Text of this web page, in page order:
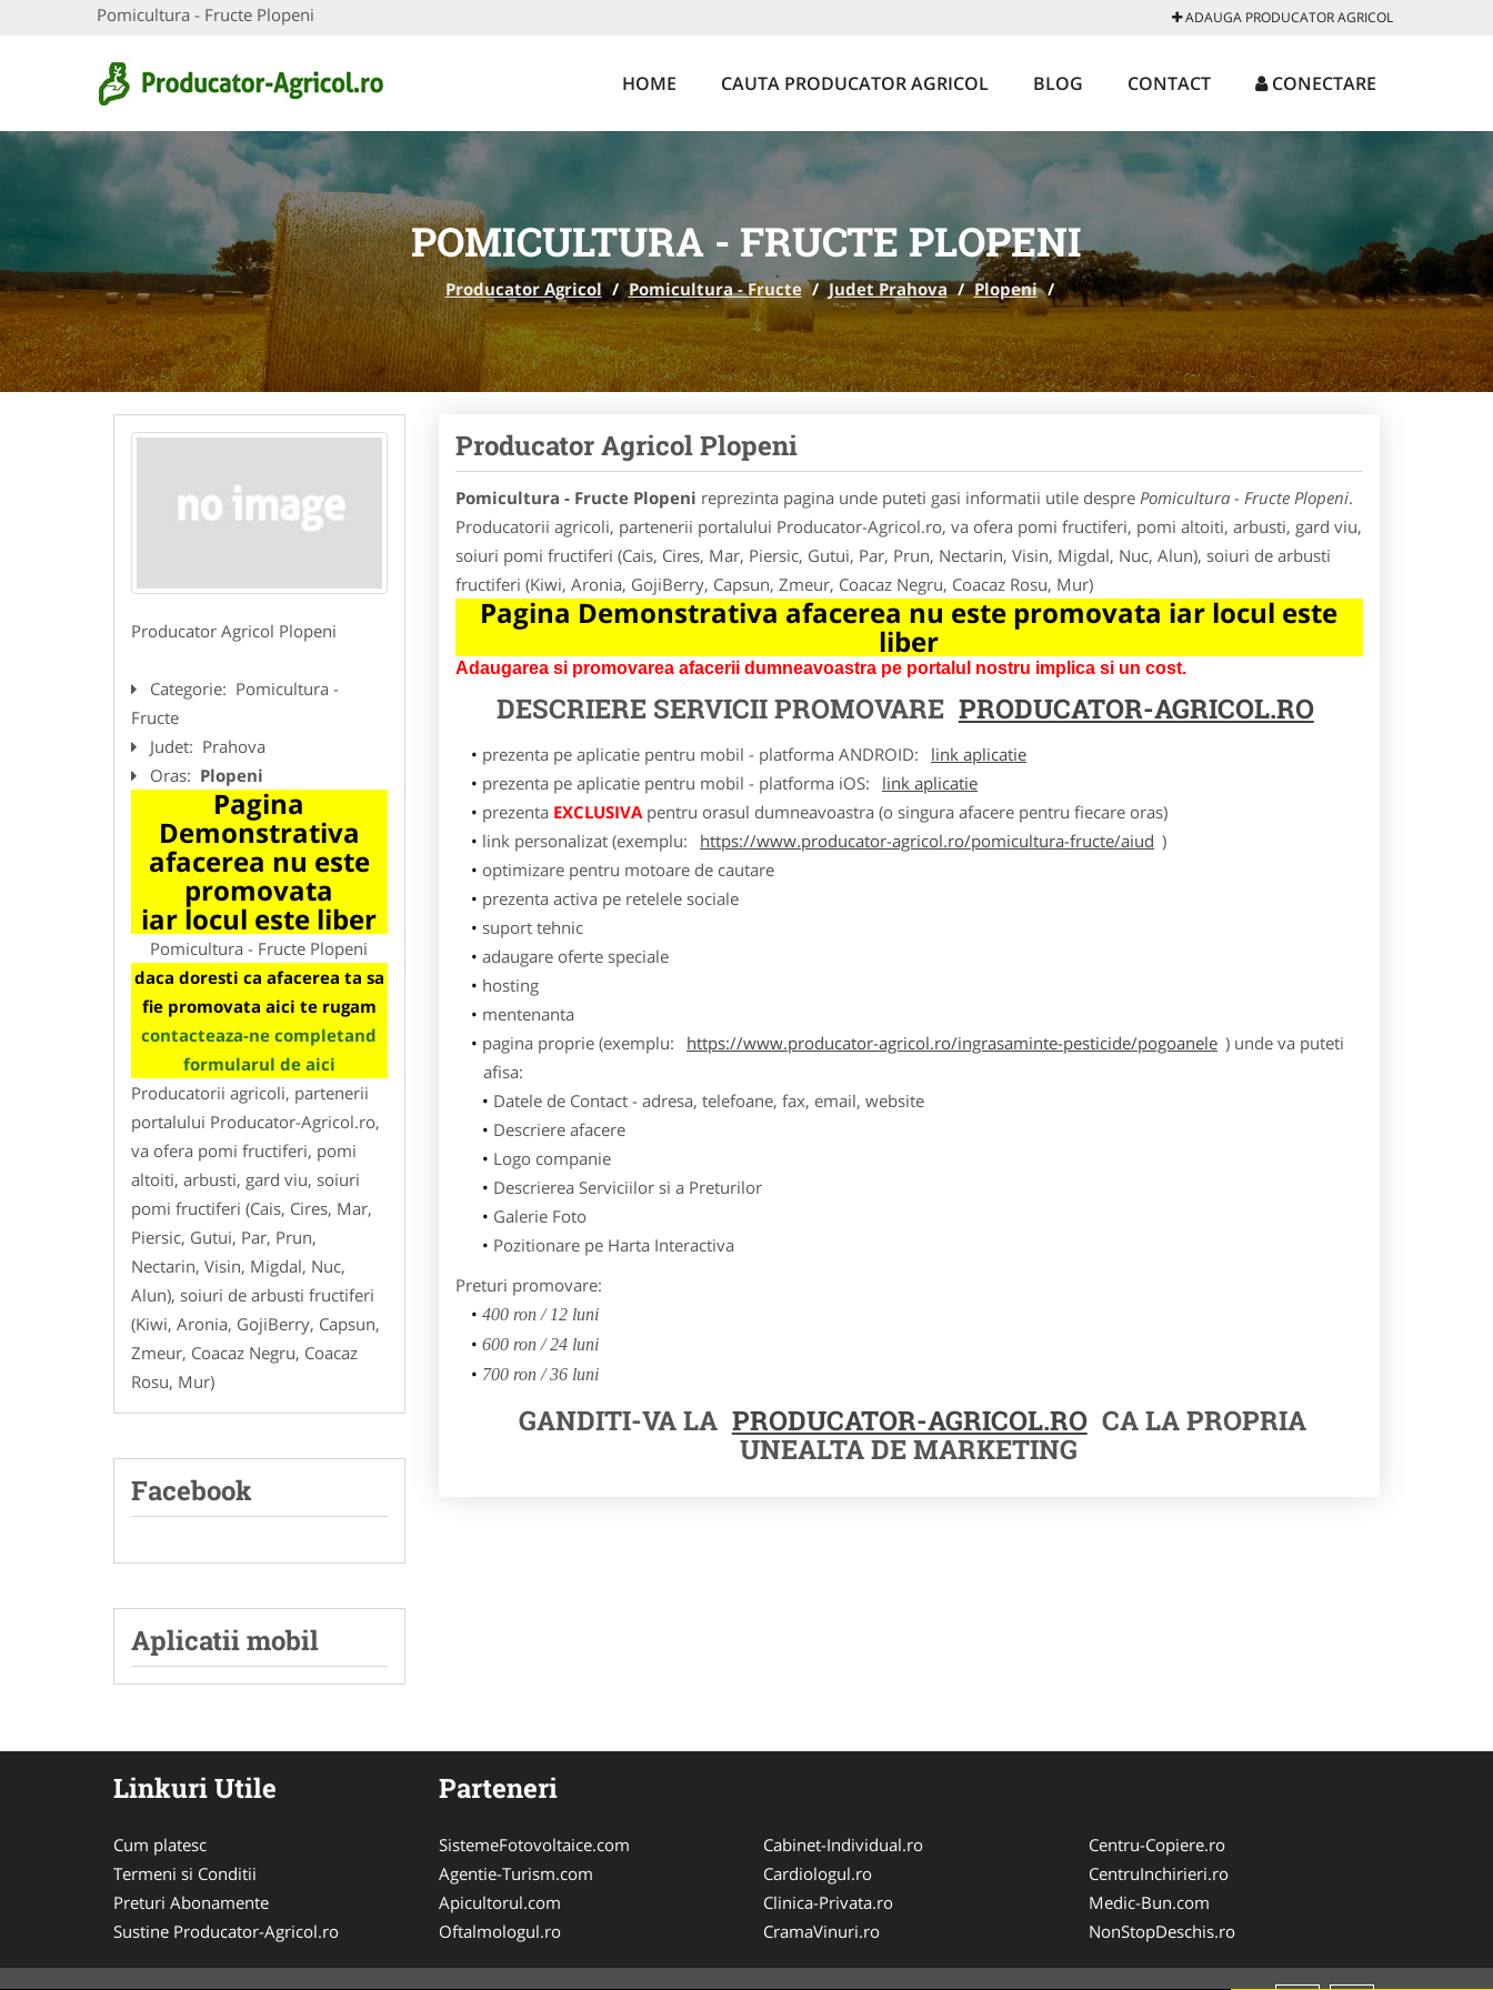
Pomicultura - Fructe Plopeni ADAUGA PRODUCATOR AGRICOL
HOME CAUTA PRODUCATOR AGRICOL BLOG CONTACT CONECTARE
POMICULTURA - FRUCTE PLOPENI
Producator Agricol / Pomicultura - Fructe / Judet Prahova / Plopeni /
Producator Agricol Plopeni
Categorie: Pomicultura -
Fructe
Judet: Prahova
Oras: Plopeni
Pagina
Demonstrativa
afacerea nu este
promovata
iar locul este liber
Pomicultura - Fructe Plopeni
daca doresti ca afacerea ta sa
fie promovata aici te rugam
contacteaza-ne completand
formularul de aici
Producatorii agricoli, partenerii
portalului Producator-Agricol.ro,
va ofera pomi fructiferi, pomi
altoiti, arbusti, gard viu, soiuri
pomi fructiferi (Cais, Cires, Mar,
Piersic, Gutui, Par, Prun,
Nectarin, Visin, Migdal, Nuc,
Alun), soiuri de arbusti fructiferi
(Kiwi, Aronia, GojiBerry, Capsun,
Zmeur, Coacaz Negru, Coacaz
Rosu, Mur)
Facebook
Aplicatii mobil
Producator Agricol Plopeni
Pomicultura - Fructe Plopeni reprezinta pagina unde puteti gasi informatii utile despre Pomicultura - Fructe Plopeni.
Producatorii agricoli, partenerii portalului Producator-Agricol.ro, va ofera pomi fructiferi, pomi altoiti, arbusti, gard viu,
soiuri pomi fructiferi (Cais, Cires, Mar, Piersic, Gutui, Par, Prun, Nectarin, Visin, Migdal, Nuc, Alun), soiuri de arbusti
fructiferi (Kiwi, Aronia, GojiBerry, Capsun, Zmeur, Coacaz Negru, Coacaz Rosu, Mur)
Pagina Demonstrativa afacerea nu este promovata iar locul este
liber
Adaugarea si promovarea afacerii dumneavoastra pe portalul nostru implica si un cost.
DESCRIERE SERVICII PROMOVARE PRODUCATOR-AGRICOL.RO
prezenta pe aplicatie pentru mobil - platforma ANDROID:
link aplicatie
prezenta pe aplicatie pentru mobil - platforma iOS:
link aplicatie
prezenta EXCLUSIVApentru orasul dumneavoastra (o singura afacere pentru fiecare oras)
link personalizat (exemplu:
https://www.producator-agricol.ro/pomicultura-fructe/aiud )
optimizare pentru motoare de cautare
prezenta activa pe retelele sociale
suport tehnic
adaugare oferte speciale
hosting
mentenanta
pagina proprie (exemplu:
https://www.producator-agricol.ro/ingrasaminte-pesticide/pogoanele ) unde va puteti
afisa:
Datele de Contact - adresa, telefoane, fax, email, website
Descriere afacere
Logo companie
Descrierea Serviciilor si a Preturilor
Galerie Foto
Pozitionare pe Harta Interactiva
Preturi promovare:
400 ron / 12 luni
600 ron / 24 luni
700 ron / 36 luni
GANDITI-VA LA PRODUCATOR-AGRICOL.RO CA LA PROPRIA
UNEALTA DE MARKETING
Linkuri Utile
Cum platesc
Termeni si Conditii
Preturi Abonamente
Sustine Producator-Agricol.ro
Parteneri
SistemeFotovoltaice.com
Agentie-Turism.com
Apicultorul.com
Oftalmologul.ro
Cabinet-Individual.ro
Cardiologul.ro
Clinica-Privata.ro
CramaVinuri.ro
Centru-Copiere.ro
CentruInchirieri.ro
Medic-Bun.com
NonStopDeschis.ro